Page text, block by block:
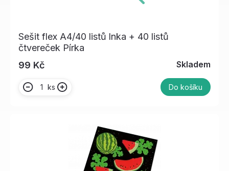
Sešit flex A4/40 listů lnka + 40 listů
čtvereček Pírka
99 Kč
Skladem
ks Do košíku